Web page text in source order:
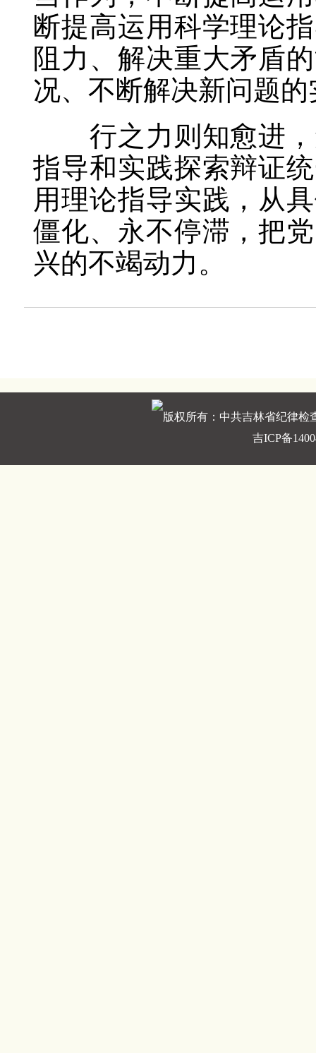
断提高运用科学理论
阻力、解决重大矛盾
况、不断解决新问题
行之力则知愈进，
指导和实践探索辩证
用理论指导实践，从
僵化、永不停滞，把
兴的不竭动力。
版权所有：中共吉林省纪律检
吉ICP备